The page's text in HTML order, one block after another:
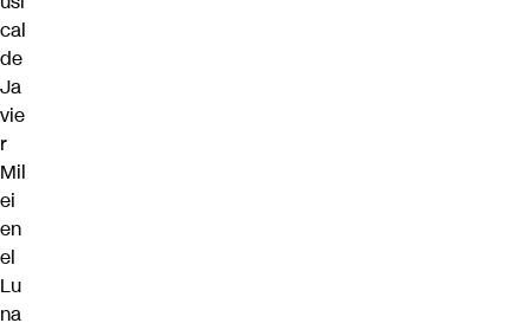
cal
de
Ja
vie
r
Mil
ei
en
el
Lu
na